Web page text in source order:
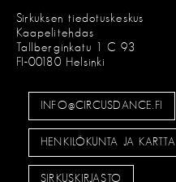
Sirkuksen tiedotuskeskus
Kaapelitehdas
Tallberginkatu 1 C 93
FI-00180 Helsinki
INFO@CIRCUSDANCE.FI
HENKILÖKUNTA JA KARTTA
SIRKUSKIRJASTO